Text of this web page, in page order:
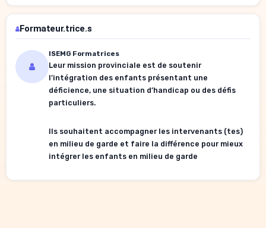
Formateur.trice.s
ISEMG Formatrices
Leur mission provinciale est de soutenir
l’intégration des enfants présentant une
déficience, une situation d’handicap ou des défis
particuliers.
Ils souhaitent accompagner les intervenants (tes)
en milieu de garde et faire la différence pour mieux
intégrer les enfants en milieu de garde